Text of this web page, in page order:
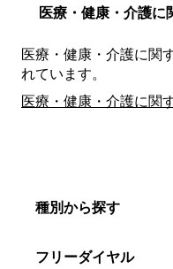
医療・健康・介護に
医療・健康・介護に関
れています。
医療・健康・介護に関
種別から探す
フリーダイヤル